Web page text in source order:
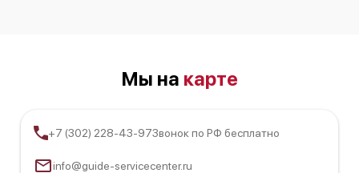
Мы на карте
+7 (302) 228-43-97Звонок по РФ бесплатно
info@guide-servicecenter.ru